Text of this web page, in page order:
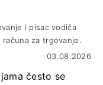
i pisac vodiča
za trgovanje.
03.08.2026
često se